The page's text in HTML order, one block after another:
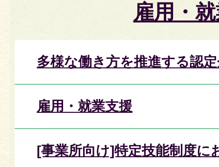
雇用・
多様な働き方を推進する認
雇用・就業支援
[事業所向け]特定技能制度に